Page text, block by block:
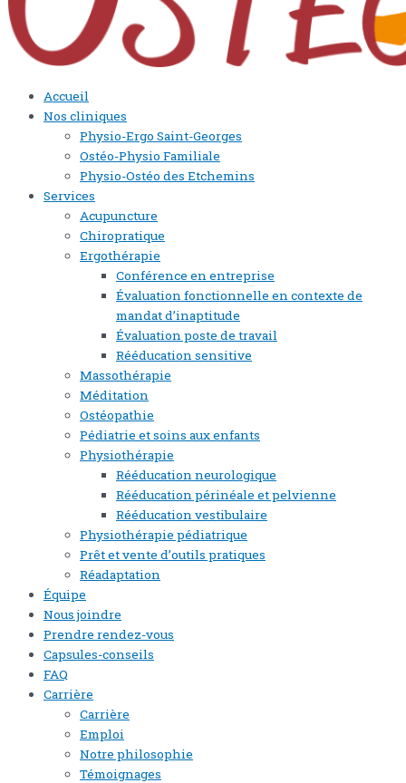
Accueil
Nos cliniques
Physio-Ergo Saint-Georges
Ostéo-Physio Familiale
Physio-Ostéo des Etchemins
Services
Acupuncture
Chiropratique
Ergothérapie
Conférence en entreprise
Évaluation fonctionnelle en contexte de
mandat d’inaptitude
Évaluation poste de travail
Rééducation sensitive
Massothérapie
Méditation
Ostéopathie
Pédiatrie et soins aux enfants
Physiothérapie
Rééducation neurologique
Rééducation périnéale et pelvienne
Rééducation vestibulaire
Physiothérapie pédiatrique
Prêt et vente d’outils pratiques
Réadaptation
Équipe
Nous joindre
Prendre rendez-vous
Capsules-conseils
FAQ
Carrière
Carrière
Emploi
Notre philosophie
Témoignages